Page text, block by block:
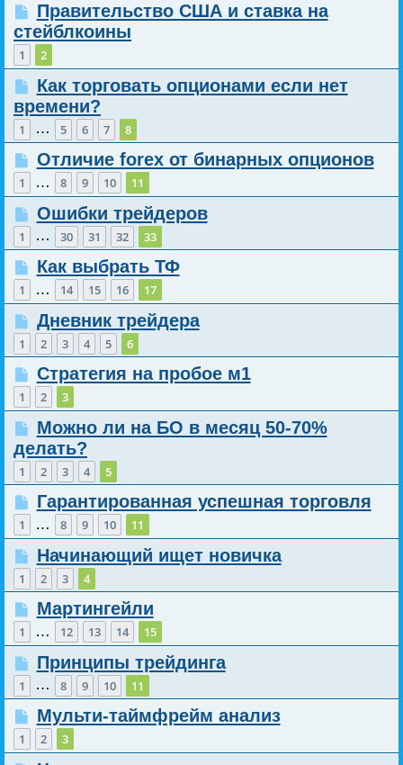
Правительство США и ставка на
стейблкоины
1 2
Как торговать опционами если нет
времени?
1 … 5 6 7 8
Отличие forex от бинарных опционов
1 … 8 9 10 11
Ошибки трейдеров
1 … 30 31 32 33
Как выбрать ТФ
1 … 14 15 16 17
Дневник трейдера
1 2 3 4 5 6
Стратегия на пробое м1
1 2 3
Можно ли на БО в месяц 50-70%
делать?
1 2 3 4 5
Гарантированная успешная торговля
1 … 8 9 10 11
Начинающий ищет новичка
1 2 3 4
Мартингейли
1 … 12 13 14 15
Принципы трейдинга
1 … 8 9 10 11
Мульти-таймфрейм анализ
1 2 3